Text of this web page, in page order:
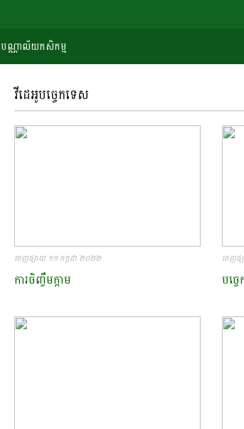
បណ្ណាល័យកសិកម្ម
វីដេអូបច្ចេកទេស
ចេញផ្សាយ ១១ កក្កដា ២០២២
ការចិញ្ចឹមក្តាម​
ចេញផ្
បច្ច